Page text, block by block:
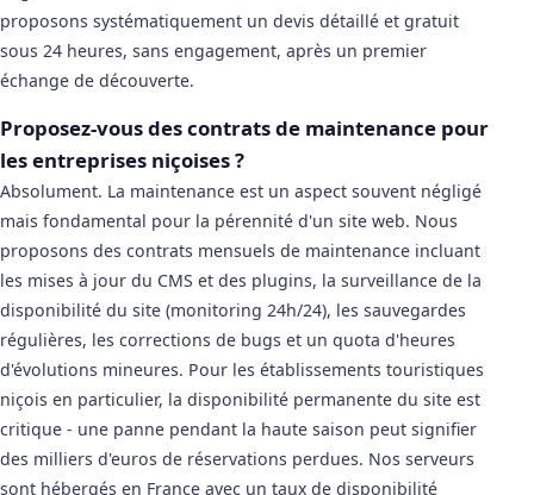
proposons systématiquement un devis détaillé et gratuit
sous 24 heures, sans engagement, après un premier
échange de découverte.
Proposez-vous des contrats de maintenance pour
les entreprises niçoises ?
Absolument. La maintenance est un aspect souvent négligé
mais fondamental pour la pérennité d'un site web. Nous
proposons des contrats mensuels de maintenance incluant
les mises à jour du CMS et des plugins, la surveillance de la
disponibilité du site (monitoring 24h/24), les sauvegardes
régulières, les corrections de bugs et un quota d'heures
d'évolutions mineures. Pour les établissements touristiques
niçois en particulier, la disponibilité permanente du site est
critique - une panne pendant la haute saison peut signifier
des milliers d'euros de réservations perdues. Nos serveurs
sont hébergés en France avec un taux de disponibilité